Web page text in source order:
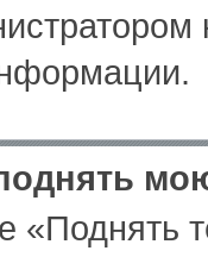
«Поднять